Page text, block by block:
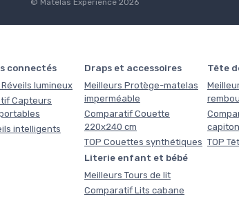
connectés
lumineux
Capteurs
intelligents
Draps et accessoires
Meilleurs Protège-matelas
imperméable
Comparatif Couette
220x240 cm
TOP Couettes synthétiques
Tête
TOP
Literie enfant et bébé
Meilleurs Tours de lit
Comparatif Lits cabane